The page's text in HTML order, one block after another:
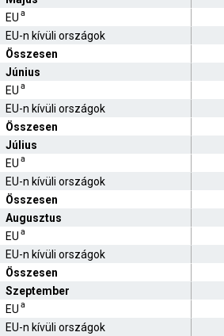
EU a
EU-n kívüli országok
Összesen
Június
EU a
EU-n kívüli országok
Összesen
Július
EU a
EU-n kívüli országok
Összesen
Augusztus
EU a
EU-n kívüli országok
Összesen
Szeptember
EU a
EU-n kívüli országok